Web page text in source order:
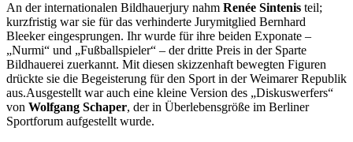
An der internationalen Bildhauerjury nahm Renée Sintenis teil;
kurzfristig war sie für das verhinderte Jurymitglied Bernhard
Bleeker eingesprungen. Ihr wurde für ihre beiden Exponate –
„Nurmi“ und „Fußballspieler“ – der dritte Preis in der Sparte
Bildhauerei zuerkannt. Mit diesen skizzenhaft bewegten Figuren
drückte sie die Begeisterung für den Sport in der Weimarer Republik
aus.Ausgestellt war auch eine kleine Version des „Diskuswerfers“
von Wolfgang Schaper, der in Überlebensgröße im Berliner
Sportforum aufgestellt wurde.